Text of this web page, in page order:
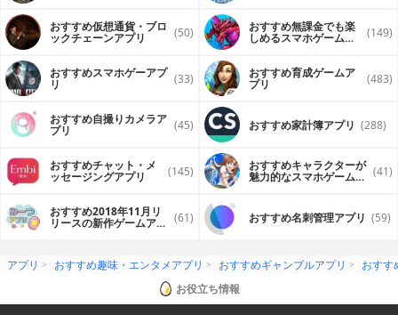
おすすめ仮想通貨・ブロ
ックチェーンアプリ (50) おすすめ無課金でも楽
しめるスマホゲームア (149)
おすすめスマホゲーアプ
リ (33) おすすめ育成ゲームア
プリ (483)
おすすめ自撮りカメラア
プリ (45) おすすめ家計簿アプリ (288)
おすすめチャット・メ
ッセージングアプリ (145) おすすめキャラクターが
魅力的なスマホゲームア (41)
おすすめ2018年11月リ
リースの新作ゲームアプ (61) おすすめ名刺管理アプリ (59)
アプリ おすすめ趣味・エンタメアプリ おすすめギャンブルアプリ
おすす
お役立ち情報